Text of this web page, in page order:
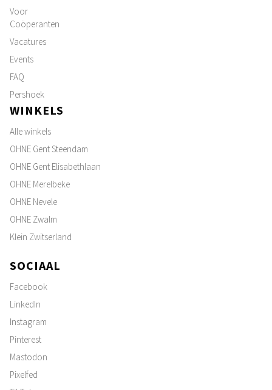
Voor
Coöperanten
Vacatures
Events
FAQ
Pershoek
WINKELS
Alle winkels
OHNE Gent Steendam
OHNE Gent Elisabethlaan
OHNE Merelbeke
OHNE Nevele
OHNE Zwalm
Klein Zwitserland
SOCIAAL
Facebook
LinkedIn
Instagram
Pinterest
Mastodon
Pixelfed